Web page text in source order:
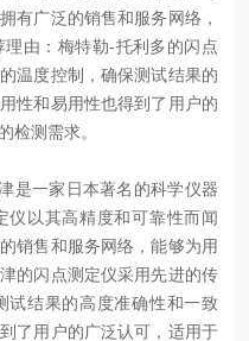
有广泛的销售和服务网络，
由：梅特勒-托利多的闪点
温度控制，确保测试结果的
性和易用性也得到了用户的
检测需求。
津是一家日本著名的科学仪器
仪以其高精度和可靠性而闻
销售和服务网络，能够为用
的闪点测定仪采用先进的传
试结果的高度准确性和一致
了用户的广泛认可，适用于